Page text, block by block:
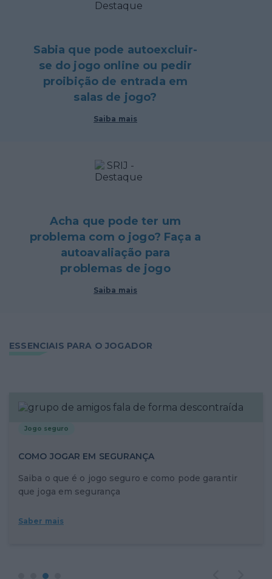
Sabia que pode autoexcluir-
se do jogo online ou pedir
proibição de entrada em
salas de jogo?
Saiba mais
Acha que pode ter um
problema com o jogo? Faça a
autoavaliação para
problemas de jogo
Saiba mais
ESSENCIAIS PARA O JOGADOR
Jogo seguro
COMO JOGAR EM SEGURANÇA
Saiba o que é o jogo seguro e como pode garantir
que joga em segurança
Saber mais